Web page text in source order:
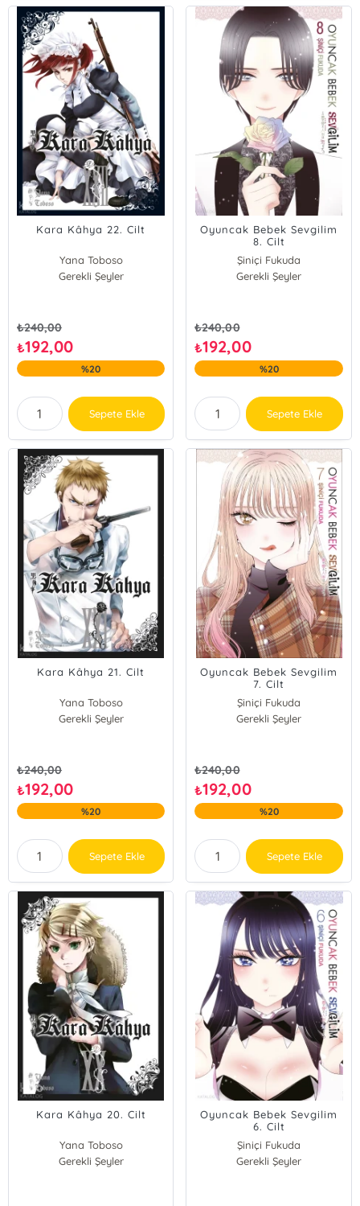
Kara Kâhya 22. Cilt
Yana Toboso
Gerekli Şeyler
₺240,00
₺192,00
%20
Sepete Ekle
Oyuncak Bebek Sevgilim
8. Cilt
Şiniçi Fukuda
Gerekli Şeyler
₺240,00
₺192,00
%20
Sepete Ekle
Kara Kâhya 21. Cilt
Yana Toboso
Gerekli Şeyler
₺240,00
₺192,00
%20
Sepete Ekle
Oyuncak Bebek Sevgilim
7. Cilt
Şiniçi Fukuda
Gerekli Şeyler
₺240,00
₺192,00
%20
Sepete Ekle
Kara Kâhya 20. Cilt
Yana Toboso
Gerekli Şeyler
Oyuncak Bebek Sevgilim
6. Cilt
Şiniçi Fukuda
Gerekli Şeyler